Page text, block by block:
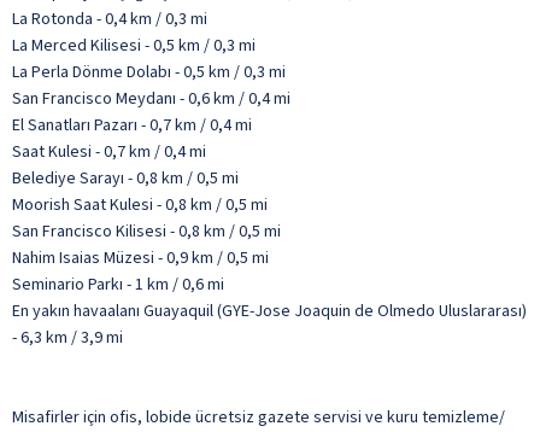
La Rotonda - 0,4 km / 0,3 mi
La Merced Kilisesi - 0,5 km / 0,3 mi
La Perla Dönme Dolabı - 0,5 km / 0,3 mi
San Francisco Meydanı - 0,6 km / 0,4 mi
El Sanatları Pazarı - 0,7 km / 0,4 mi
Saat Kulesi - 0,7 km / 0,4 mi
Belediye Sarayı - 0,8 km / 0,5 mi
Moorish Saat Kulesi - 0,8 km / 0,5 mi
San Francisco Kilisesi - 0,8 km / 0,5 mi
Nahim Isaias Müzesi - 0,9 km / 0,5 mi
Seminario Parkı - 1 km / 0,6 mi
En yakın havaalanı Guayaquil (GYE-Jose Joaquin de Olmedo Uluslararası)
- 6,3 km / 3,9 mi
Misafirler için ofis, lobide ücretsiz gazete servisi ve kuru temizleme/